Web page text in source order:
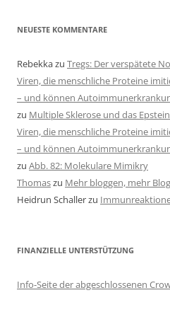
NEUESTE KOMMENTARE
Rebekkazu Tregs: Der verspätete
Viren, die menschliche Proteine
– und können
zu Multiple Sklerose und das
Viren, die menschliche Proteine
– und können
zu Abb. 82: Molekulare Mimikry
Thomaszu Mehr bloggen, mehr
Heidrun Schallerzu
FINANZIELLE UNTERSTÜTZUNG
Info-Seite der abgeschlossenen